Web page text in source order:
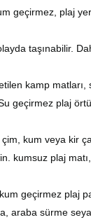
geçirmez, plaj
taşınabilir.
kamp matları
geçirmez plaj
kum veya kir
kumsuz plaj
geçirmez plaj
araba sürme